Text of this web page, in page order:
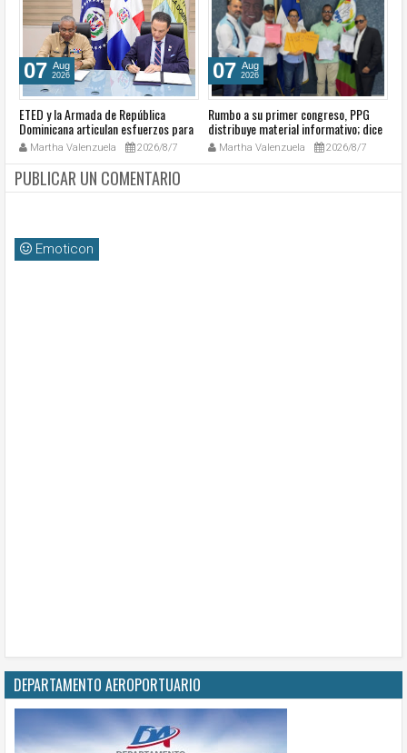
07 Aug
2026
ETED y la Armada de República
Dominicana articulan esfuerzos para
el resguardo del Sistema de
Transmisión Eléctrica Nacional y
fortalecimiento de capacidades.
Martha Valenzuela 2026/8/7
07 Aug
2026
Rumbo a su primer congreso, PPG
distribuye material informativo; dice
avanza en su ruta hacia la historia
Martha Valenzuela 2026/8/7
PUBLICAR UN COMENTARIO
Emoticon
DEPARTAMENTO AEROPORTUARIO